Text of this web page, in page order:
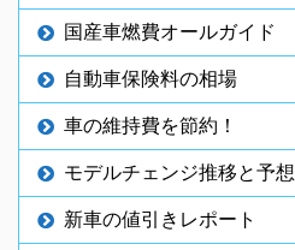
国産車燃費オールガイド
自動車保険料の相場
車の維持費を節約！
モデルチェンジ推移と予想
新車の値引きレポート